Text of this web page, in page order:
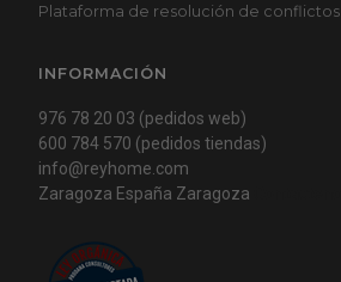
Plataforma de resolución de conflictos
INFORMACIÓN
976 78 20 03 (pedidos web)
600 784 570 (pedidos tiendas)
info@reyhome.com
Zaragoza España Zaragoza